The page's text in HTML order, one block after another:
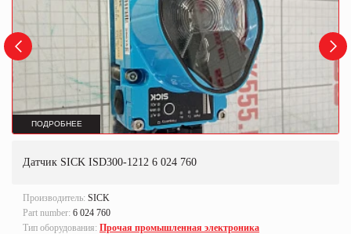
ПОДРОБНЕЕ
Датчик SICK ISD300-1212 6 024 760
Производитель: SICK
Part number: 6 024 760
Тип оборудования: Прочая промышленная электроника